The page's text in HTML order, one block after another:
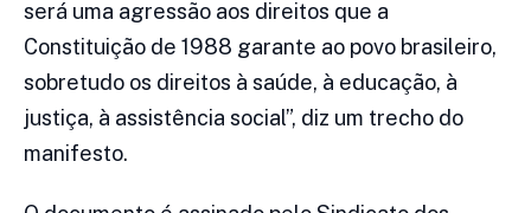
será uma agressão aos direitos que a
Constituição de 1988 garante ao povo brasileiro,
sobretudo os direitos à saúde, à educação, à
justiça, à assistência social”, diz um trecho do
manifesto.